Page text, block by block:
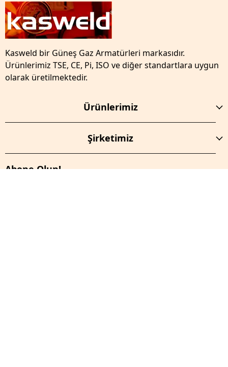
Kasweld bir Güneş Gaz Armatürleri markasıdır.
Ürünlerimiz TSE, CE, Pi, ISO ve diğer standartlara uygun
olarak üretilmektedir.
Ürünlerimiz
Şirketimiz
Abone Olun!